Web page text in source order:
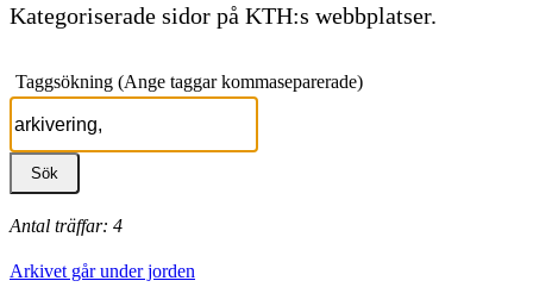
Kategoriserade sidor på KTH:s webbplatser.
Taggsökning (Ange taggar kommaseparerade)
Antal träffar: 4
Arkivet går under jorden